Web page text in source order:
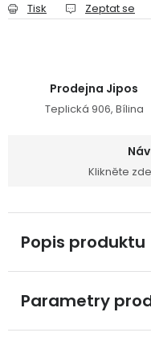
Tisk Zeptat se
Prodejna Jipos
Teplická 906, Bílina
Klikněte
Popis produktu
Parametry